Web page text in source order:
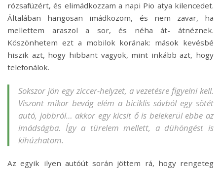
rózsafüzért, és elimádkozzam a napi Pio atya kilencedet.
Általában hangosan imádkozom, és nem zavar, ha
mellettem araszol a sor, és néha át- átnéznek.
Köszönhetem ezt a mobilok korának: mások kevésbé
hiszik azt, hogy hibbant vagyok, mint inkább azt, hogy
telefonálok.
Sokszor jön egy ziccer-helyzet, a vezetésre figyelni kell.
Viszont mikor bevág elém a biciklis sávból egy sötét
autó, jobbról… akkor egy kicsit ő is belekerül ebbe az
imádságba. Így a türelem mellett, a dühöngést is
kihúzhatom.
Az egyik ilyen autóút során jöttem rá, hogy rengeteg